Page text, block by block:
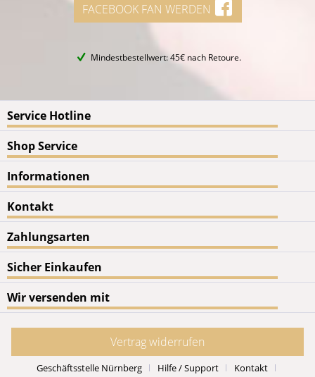
FACEBOOK FAN WERDEN
Mindestbestellwert: 45€ nach Retoure.
Service Hotline
Shop Service
Informationen
Kontakt
Zahlungsarten
Sicher Einkaufen
Wir versenden mit
Vertrag widerrufen
Geschäftsstelle Nürnberg Hilfe / Support Kontakt